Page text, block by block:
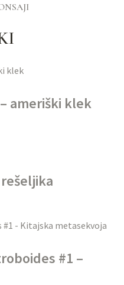
ameriški klek
#1 –